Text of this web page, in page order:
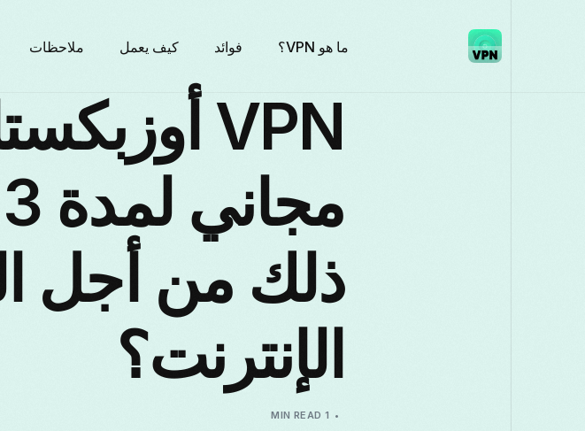
ما هو VPN؟ فوائد كيف يعمل ملاحظات
ذلك من أجل
الإنترنت؟
1 MIN READ